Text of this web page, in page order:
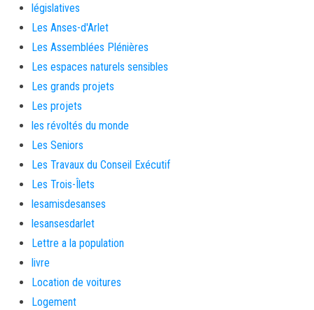
législatives
Les Anses-d'Arlet
Les Assemblées Plénières
Les espaces naturels sensibles
Les grands projets
Les projets
les révoltés du monde
Les Seniors
Les Travaux du Conseil Exécutif
Les Trois-Îlets
lesamisdesanses
lesansesdarlet
Lettre a la population
livre
Location de voitures
Logement